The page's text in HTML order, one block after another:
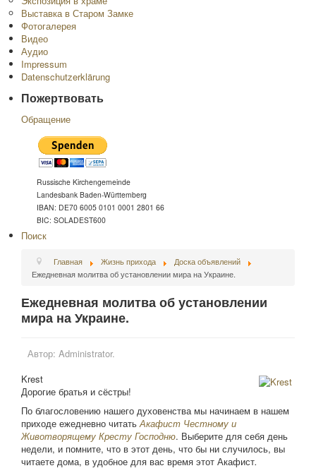
Выставка в Старом Замке
Фотогалерея
Видео
Аудио
Impressum
Datenschutzerklärung
Пожертвовать
Обращение
Russische Kirchengemeinde
Landesbank Baden-Württemberg
IBAN: DE70 6005 0101 0001 2801 66
BIC: SOLADEST600
Поиск
Главная Жизнь прихода
Доска объявлений
Ежедневная молитва об установлении мира на Украине.
Ежедневная молитва об установлении
мира на Украине.
Автор: Administrator.
Krest
Дорогие братья и сёстры!
По благословению нашего духовенства мы начинаем в нашем
приходе ежедневно читатьАкафист Честному и
Животворящему Кресту Господню. Выберите для себя день
недели, и помните, что в этот день, что бы ни случилось, вы
читаете дома, в удобное для вас время этот Акафист.